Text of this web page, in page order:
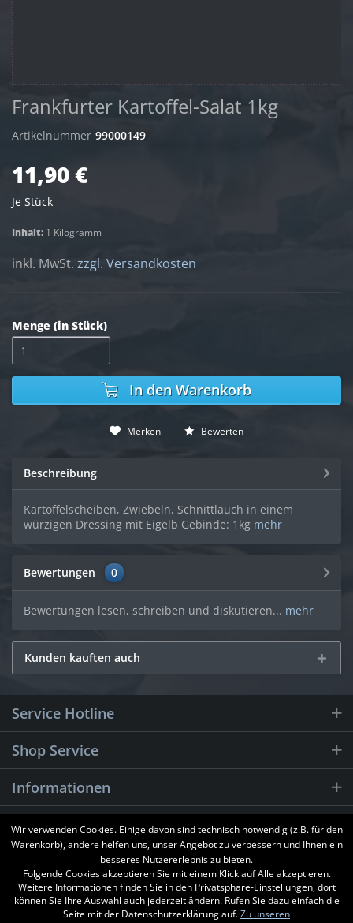
Frankfurter Kartoffel-Salat 1kg
Artikelnummer 99000149
11,90 €
Je Stück
Inhalt: 1 Kilogramm
inkl. MwSt. zzgl. Versandkosten
Menge (in Stück)
In den Warenkorb
Merken Bewerten
Beschreibung
Kartoffelscheiben, Zwiebeln, Schnittlauch in einem
würzigen Dressing mit Eigelb Gebinde: 1kg mehr
Bewertungen 0
Bewertungen lesen, schreiben und diskutieren... mehr
Kunden kauften auch
Service Hotline
Shop Service
Informationen
Newsletter
Wir verwenden Cookies. Einige davon sind technisch notwendig (z.B. für den
Warenkorb), andere helfen uns, unser Angebot zu verbessern und Ihnen ein
besseres Nutzererlebnis zu bieten.
Folgende Cookies akzeptieren Sie mit einem Klick auf Alle akzeptieren.
Weitere Informationen finden Sie in den Privatsphäre-Einstellungen, dort
können Sie Ihre Auswahl auch jederzeit ändern. Rufen Sie dazu einfach die
Seite mit der Datenschutzerklärung auf.Zu unseren